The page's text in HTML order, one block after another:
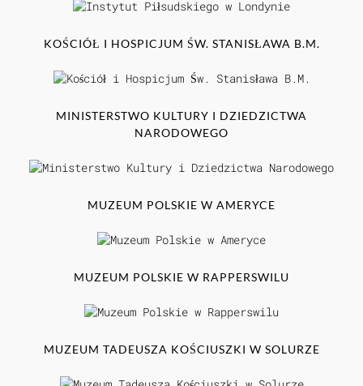
KOŚCIÓŁ I HOSPICJUM ŚW. STANISŁAWA B.M.
MINISTERSTWO KULTURY I DZIEDZICTWA
NARODOWEGO
MUZEUM POLSKIE W AMERYCE
MUZEUM POLSKIE W RAPPERSWILU
MUZEUM TADEUSZA KOŚCIUSZKI W SOLURZE